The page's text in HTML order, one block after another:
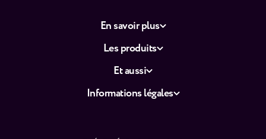
En savoir plus
Les produits
Et aussi
Informations légales